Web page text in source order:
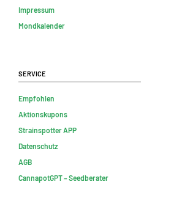
Impressum
Mondkalender
Service
Empfohlen
Aktionskupons
Strainspotter APP
Datenschutz
AGB
CannapotGPT – Seedberater